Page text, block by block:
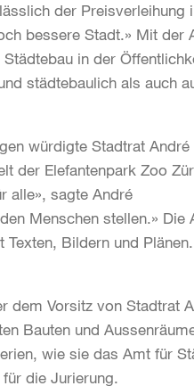
der Preisverleihung
bessere Stadt.» Mit der
in der
städtebaulich als auch
würdigte Stadtrat
der Elefantenpark Zoo
alle», sagte André
Menschen stellen.» Die
Bildern und
dem Vorsitz von Stadtrat
Bauten und
wie sie das Amt für
die Jurierung.